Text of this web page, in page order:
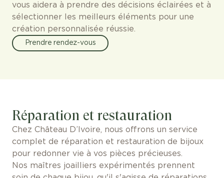
vous aidera à prendre des décisions éclairées et à
sélectionner les meilleurs éléments pour une
création personnalisée réussie.
Prendre rendez-vous
Réparation et restauration
Chez Château D’Ivoire, nous offrons un service
complet de réparation et restauration de bijoux
pour redonner vie à vos pièces précieuses.
Nos maîtres joailliers expérimentés prennent